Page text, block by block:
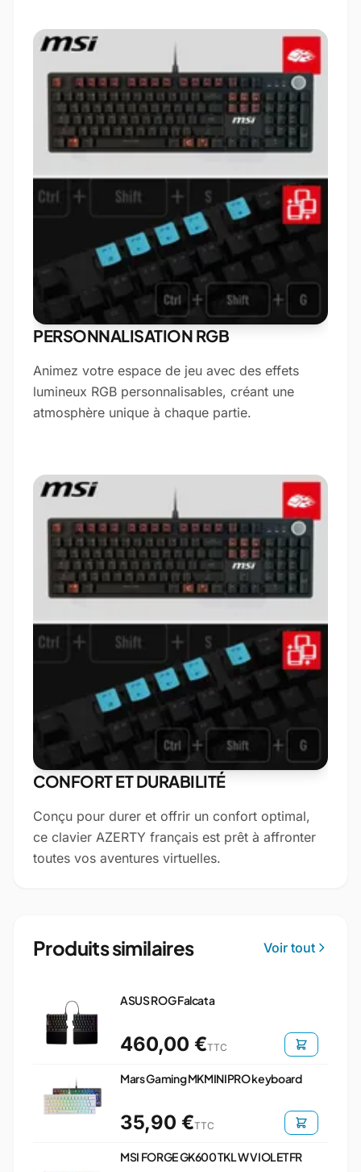
PERSONNALISATION RGB
Animez votre espace de jeu avec des effets
lumineux RGB personnalisables, créant une
atmosphère unique à chaque partie.
CONFORT ET DURABILITÉ
Conçu pour durer et offrir un confort optimal,
ce clavier AZERTY français est prêt à affronter
toutes vos aventures virtuelles.
Produits similaires Voir tout
ASUS ROG Falcata
460,00 €TTC
Mars Gaming MKMINIPRO keyboard
35,90 €TTC
MSI FORGE GK600 TKL W VIOLET FR